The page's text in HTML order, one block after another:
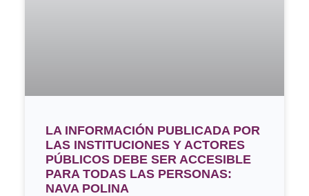
LA INFORMACIÓN PUBLICADA POR
LAS INSTITUCIONES Y ACTORES
PÚBLICOS DEBE SER ACCESIBLE
PARA TODAS LAS PERSONAS:
NAVA POLINA